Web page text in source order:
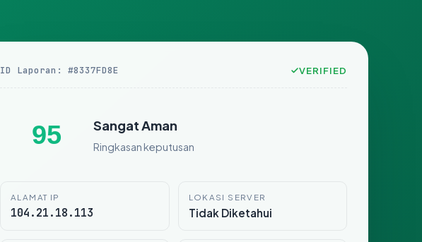
ID Laporan: #8337FD8E VERIFIED
95 Sangat Aman
Ringkasan keputusan
ALAMAT IP
104.21.18.113
LOKASI SERVER
Tidak Diketahui